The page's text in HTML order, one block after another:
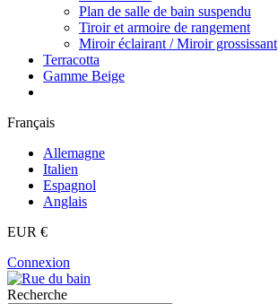
Plan de salle de bain suspendu
Tiroir et armoire de rangement
Miroir éclairant / Miroir grossissant
Terracotta
Gamme Beige
Français
Allemagne
Italien
Espagnol
Anglais
EUR €
Connexion
Recherche